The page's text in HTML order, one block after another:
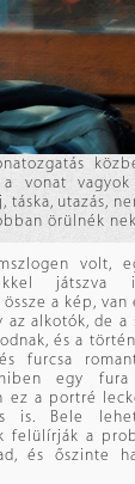
vonat
utazás,
örülnék
volt,
a kép, van
az alkotók, de
és a
furcsa
egy
ez a portré
is. Bele
felülírják a
és őszinte